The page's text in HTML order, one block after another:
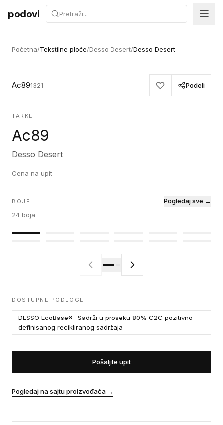
Preskoči na sadržaj
podovi
Početna/Tekstilne ploče/Desso Desert/Desso Desert
Ac891321 Podeli
TARKETT
Ac89
Desso Desert
Cena na upit
BOJE
24 boja
Pogledaj sve →
DOSTUPNE PODLOGE
DESSO EcoBase® -Sadrži u proseku 80% C2C pozitivno
definisanog recikliranog sadržaja
Pošaljite upit
Pogledaj na sajtu proizvođača →